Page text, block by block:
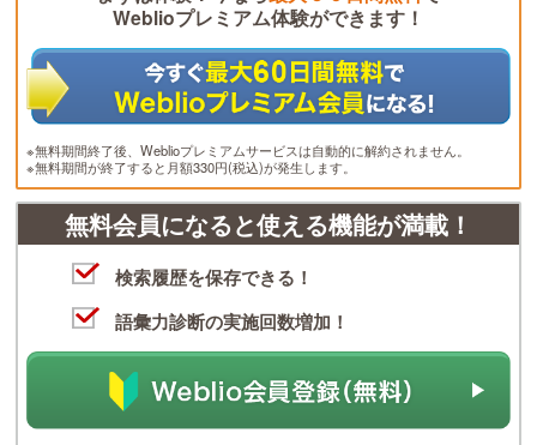
Weblioプレミアム体験ができます！
※無料期間終了後、Weblioプレミアムサービスは自動的に解約されません。
※無料期間が終了すると月額330円(税込)が発生します。
無料会員になると使える機能が満載！
検索履歴を保存できる！
語彙力診断の実施回数増加！